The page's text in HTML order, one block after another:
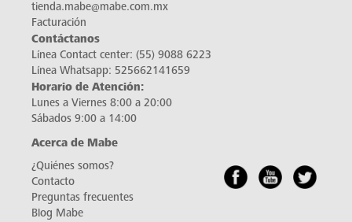
tienda.mabe@mabe.com.mx
Facturación
Contáctanos
Línea Contact center: (55) 9088 6223
Línea Whatsapp: 525662141659
Horario de Atención:
Lunes a Viernes 8:00 a 20:00
Sábados 9:00 a 14:00
Acerca de Mabe
¿Quiénes somos?
Contacto
Preguntas frecuentes
Blog Mabe